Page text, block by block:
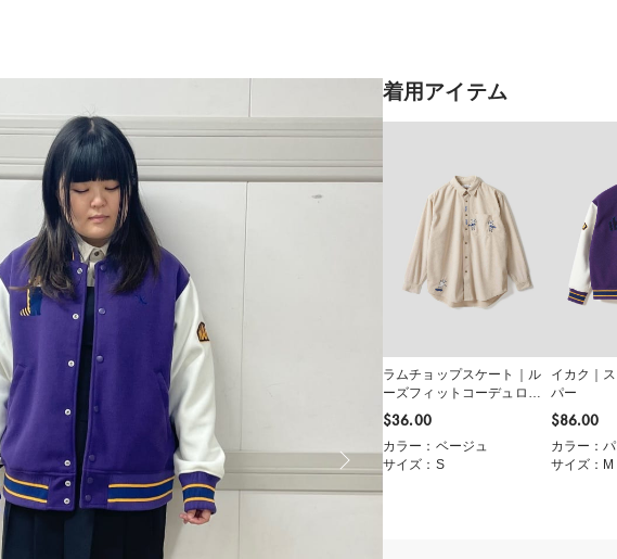
着用アイテム
ラムチョップスケート｜ル
ーズフィットコーデュロイ
シャツ
$‌36.00
カラー：ベージュ
サイズ：S
イカク｜
パー
$‌86.00
カラー：
サイズ：M